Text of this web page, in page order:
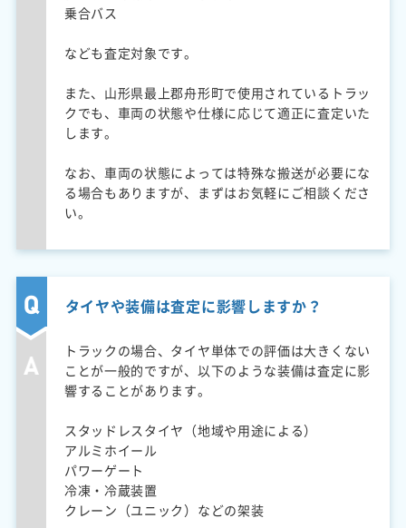
乗合バス
なども査定対象です。
また、山形県最上郡舟形町で使用されているトラッ
クでも、車両の状態や仕様に応じて適正に査定いた
します。
なお、車両の状態によっては特殊な搬送が必要にな
る場合もありますが、まずはお気軽にご相談くださ
い。
タイヤや装備は査定に影響しますか？
トラックの場合、タイヤ単体での評価は大きくない
ことが一般的ですが、以下のような装備は査定に影
響することがあります。
スタッドレスタイヤ（地域や用途による）
アルミホイール
パワーゲート
冷凍・冷蔵装置
クレーン（ユニック）などの架装